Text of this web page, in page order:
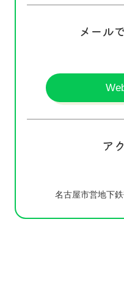
メール
ア
名古屋市営地下